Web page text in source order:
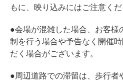
もに、映り込みにはご注意くだ
●会場が混雑した場合、お客様
制を行う場合や予告なく開催
だく場合がございます。
●周辺道路での滞留は、歩行者